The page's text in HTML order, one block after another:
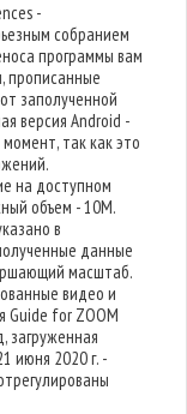
-
собранием
программы вам
прописанные
заполученной
версия Android -
так как это
на доступном
объем - 10M.
в
данные
масштаб.
видео и
Guide for ZOOM
загруженная
июня 2020 г. -